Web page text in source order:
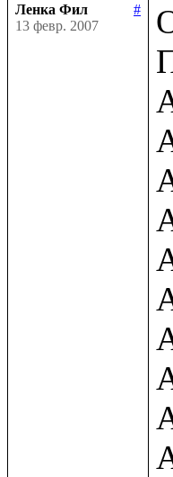
Ленка Фил
#
13 февр. 2007